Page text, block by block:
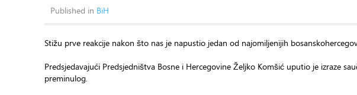
Published in BiH
Stižu prve reakcije nakon što nas je napustio jedan od najomiljenijih
Predsjedavajući Predsjedništva Bosne i Hercegovine Željko Komšić uputio je izraze
preminulog.